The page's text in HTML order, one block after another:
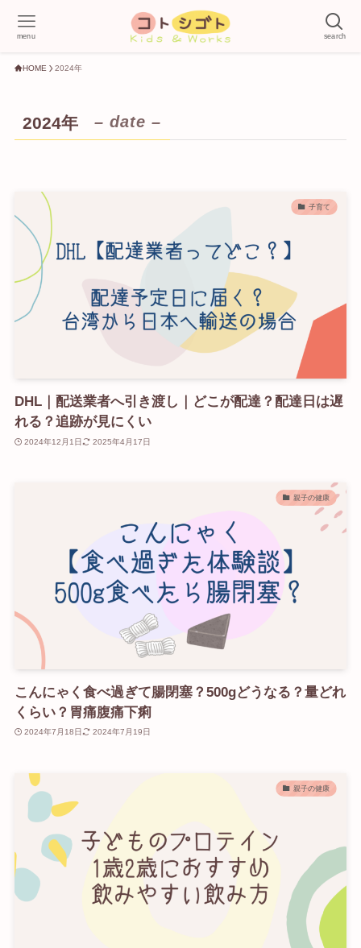
search
menu
HOME 2024年
2024年 – date –
子育て
DHL｜配送業者へ引き渡し｜どこが配達？配達日は遅
れる？追跡が見にくい
2024年12月1日 2025年4月17日
親子の健康
こんにゃく食べ過ぎて腸閉塞？500gどうなる？量どれ
くらい？胃痛腹痛下痢
2024年7月18日 2024年7月19日
親子の健康